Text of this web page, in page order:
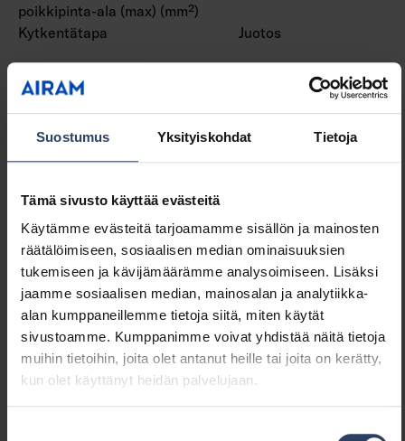
Suostumus Yksityiskohdat Tietoja
Tämä sivusto käyttää evästeitä
Käytämme evästeitä tarjoamamme sisällön ja mainosten
räätälöimiseen, sosiaalisen median ominaisuuksien
tukemiseen ja kävijämäärämme analysoimiseen. Lisäksi
jaamme sosiaalisen median, mainosalan ja analytiikka-
alan kumppaneillemme tietoja siitä, miten käytät
sivustoamme. Kumppanimme voivat yhdistää näitä tietoja
muihin tietoihin, joita olet antanut heille tai joita on kerätty,
kun olet käyttänyt heidän palvelujaan.
poikkipinta-ala (max) (mm²)
Kytkentätapa Juotos
Sähkötekniset tiedot
Teho per metri (W)
14.4 W
Teho per jalka (W)
(lm/W)
Jännitetyyppi
DC
Lamppujännite (min) (V)
24 V
Lamppujännite (max) (V)
24 V
Liitäntälaitteen tyyppi
Vakiojänniteohjattu
LED-liitäntälaite
Suojausluokka (IEC 61140)
III
Järjestelmän enimmäisteho
(W)
72 W